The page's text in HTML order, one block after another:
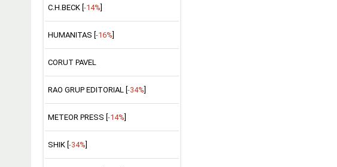
C.H.BECK [ -14%
HUMANITAS [ -16%
CORUT PAVEL
RAO GRUP EDITORIAL [ -34%
METEOR PRESS [ -14%
SHIK [-34%]